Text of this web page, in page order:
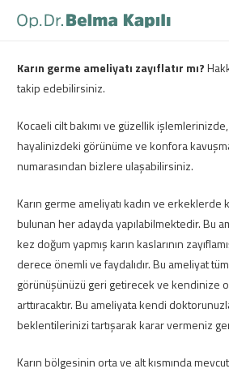
Karın germe ameliyatı zayıflatır mı?
takip edebilirsiniz.
Kocaeli cilt bakımı ve güzellik işlemlerinizde,
hayalinizdeki görünüme ve konfora
numarasından bizlere ulaşabilirsiniz.
Karın germe ameliyatı kadın ve erkeklerde
bulunan her adayda yapılabilmektedir. Bu
kez doğum yapmış karın kaslarının
derece önemli ve faydalıdır. Bu ameliyat
görünüşünüzü geri getirecek ve kendinize
arttıracaktır. Bu ameliyata kendi
beklentilerinizi tartışarak karar vermeniz
Karın bölgesinin orta ve alt kısmında